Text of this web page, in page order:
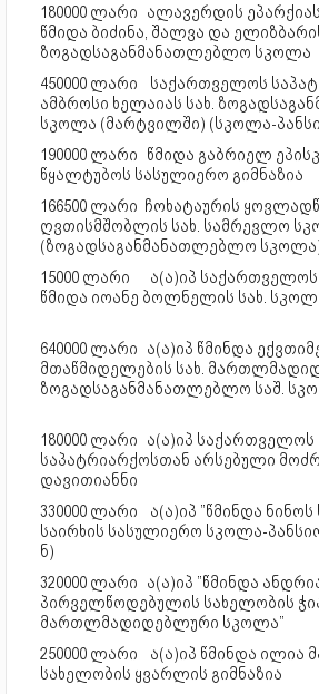
180000 ლარი ალავერდის
წმიდა ბიძინა, შალვა და
ზოგადსაგანმანათლებლო სკოლა
450000 ლარი
საქართველოს
ამბროსი ხელაიას სახ.
სკოლა (მარტვილში) (სკოლა-
190000 ლარი წმიდა გაბრიელ
წყალტუბოს სასულიერო გიმნაზია
166500 ლარი ჩოხატაურის
ღვთისმშობლის სახ. სამრევლო
(ზოგადსაგანმანათლებლო
15000 ლარი
ა(ა)იპ
წმიდა იოანე ბოლნელის სახ.
640000 ლარი ა(ა)იპ წმინდა
მთაწმიდელების სახ.
ზოგადსაგანმანათლებლო საშ.
180000 ლარი ა(ა)იპ საქართველოს
საპატრიარქოსთან არსებული
დავითიანნი
330000 ლარი
ა(ა)იპ ”წმინდა
საირხის სასულიერო სკოლა-
ნ)
320000 ლარი ა(ა)იპ ”წმინდა
პირველწოდებულის სახელობის
მართლმადიდებლური სკოლა”
250000 ლარი
ა(ა)იპ წმინდა ილია
სახელობის ყვარლის გიმნაზია